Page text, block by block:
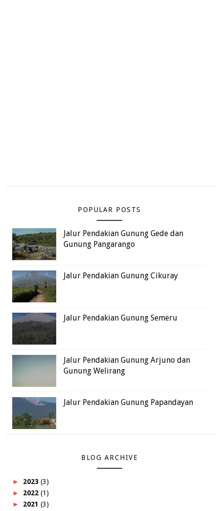
POPULAR POSTS
Jalur Pendakian Gunung Gede dan
Gunung Pangarango
Jalur Pendakian Gunung Cikuray
Jalur Pendakian Gunung Semeru
Jalur Pendakian Gunung Arjuno dan
Gunung Welirang
Jalur Pendakian Gunung Papandayan
BLOG ARCHIVE
► 2023 (3)
► 2022 (1)
► 2021 (3)